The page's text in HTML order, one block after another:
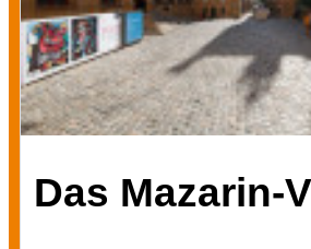
Das Mazarin-